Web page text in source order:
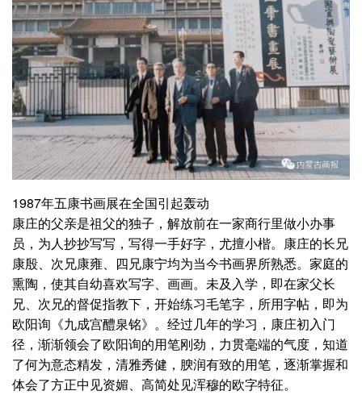
1987年五康书画展在全国引起轰动
康庄的父亲是祖父的独子，解放前在一家商行里做小办事
员，为人抄抄写写，写得一手好字，尤擅小楷。康庄的长兄
康殷、次兄康雍、四兄康宁均为当今书画界所熟悉。家庭的
熏陶，使其自幼喜欢写字、画画。未及入学，即在家父长
兄、次兄的督促指教下，开始练习毛笔字，所用字帖，即为
欧阳询《九成宫醴泉铭》。经过几年的学习，康庄初入门
径，渐渐领会了欧阳询的用笔刚劲，力贯毫端的气度，知道
了何为意态精发，清雅秀健，腴润有致的用笔，逐渐掌握和
体会了方正中见资媚、高简处见浑穆的欧字特征。